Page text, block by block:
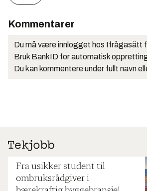
Kommentarer
Du må være innlogget hos Ifrågasätt
Bruk BankID for automatisk
Du kan kommentere under fullt navn
Fra usikker student til
ombruksrådgiver i